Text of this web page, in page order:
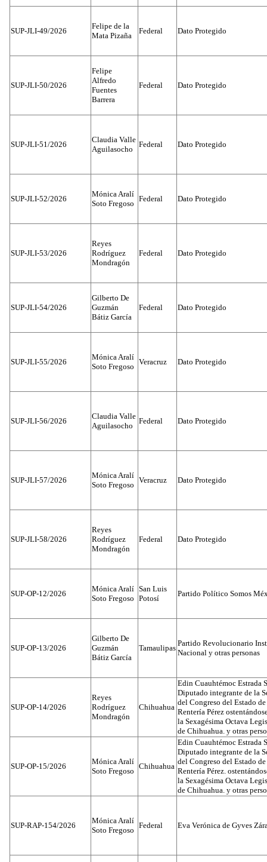
SUP-JLI-49/2026
Felipe de la
Mata Pizaña
Federal Dato Protegido
SUP-JLI-50/2026
Felipe
Alfredo
Fuentes
Barrera
Federal Dato Protegido
SUP-JLI-51/2026
Claudia Valle
Aguilasocho
Federal Dato Protegido
SUP-JLI-52/2026
Mónica Aralí
Soto Fregoso
Federal Dato Protegido
SUP-JLI-53/2026
Reyes
Rodríguez
Mondragón
Federal Dato Protegido
SUP-JLI-54/2026
Gilberto De
Guzmán
Bátiz García
Federal Dato Protegido
SUP-JLI-55/2026
Mónica Aralí
Soto Fregoso
Veracruz Dato Protegido
SUP-JLI-56/2026
Claudia Valle
Aguilasocho
Federal Dato Protegido
SUP-JLI-57/2026
Mónica Aralí
Soto Fregoso
Veracruz Dato Protegido
SUP-JLI-58/2026
Reyes
Rodríguez
Mondragón
Federal Dato Protegido
SUP-OP-12/2026
Mónica Aralí
Soto Fregoso
San Luis
Potosí
Partido Político Somos
SUP-OP-13/2026
Gilberto De
Guzmán
Bátiz García
Tamaulipas
Partido Revolucionario
Nacional y otras personas
SUP-OP-14/2026
Reyes
Rodríguez
Mondragón
Chihuahua
Edin Cuauhtémoc Estrada
Diputado integrante de la
del Congreso del Estado
Rentería Pérez
la Sexagésima Octava
de Chihuahua. y otras
SUP-OP-15/2026
Mónica Aralí
Soto Fregoso
Chihuahua
Edin Cuauhtémoc Estrada
Diputado integrante de la
del Congreso del Estado
Rentería Pérez.
la Sexagésima Octava
de Chihuahua. y otras
SUP-RAP-154/2026
Mónica Aralí
Soto Fregoso
Federal Eva Verónica de Gyves